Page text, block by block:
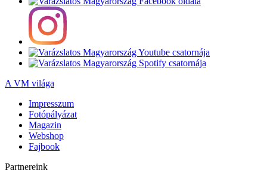
A VM világa
Impresszum
Fotópályázat
Magazin
Webshop
Fajbook
Partnereink